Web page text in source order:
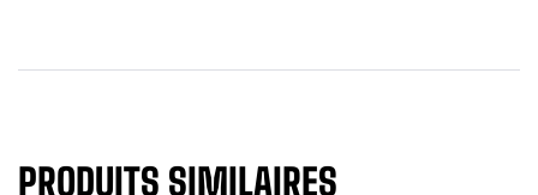
PRODUITS SIMILAIRES